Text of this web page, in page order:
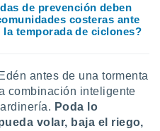
de prevención deben
costeras ante
temporada de ciclones?
antes de una tormenta
combinación inteligente
Poda lo
volar, baja el riego,